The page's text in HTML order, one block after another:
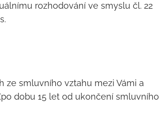
rozhodování ve smyslu čl. 22
smluvního vztahu mezi Vámi a
dobu 15 let od ukončení smluvního